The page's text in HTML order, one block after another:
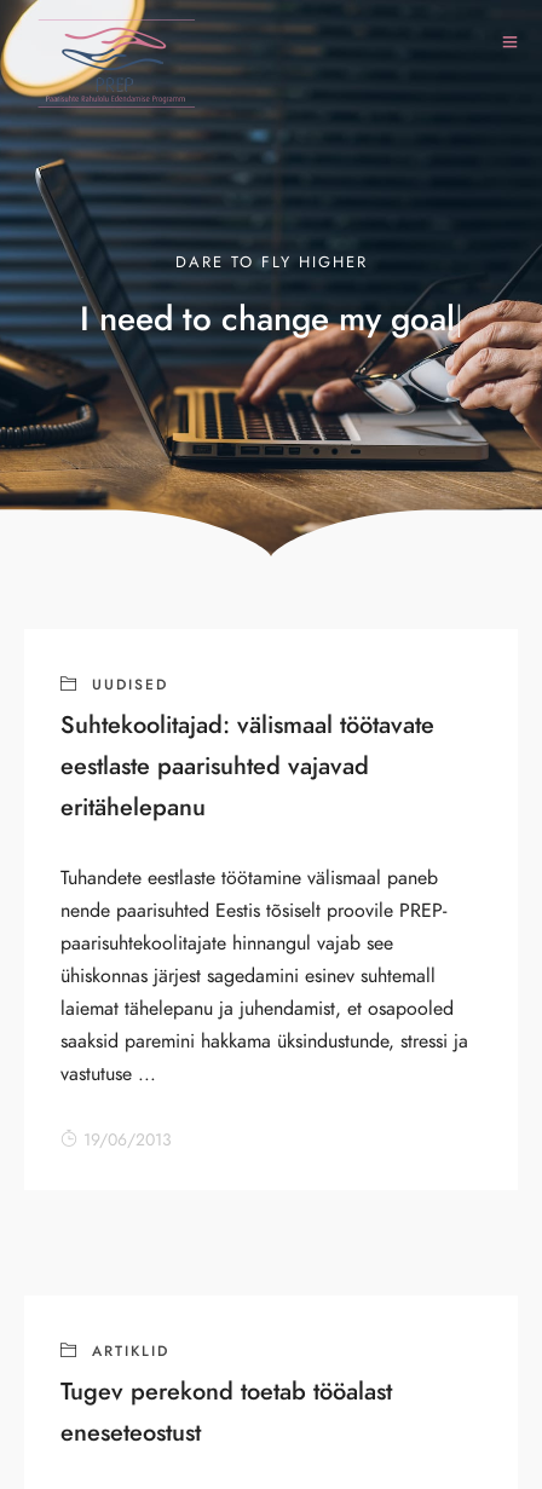
DARE TO FLY HIGHER
I need to change mygoal|
UUDISED
Suhtekoolitajad: välismaal töötavate
eestlaste paarisuhted vajavad
eritähelepanu
Tuhandete eestlaste töötamine välismaal paneb
nende paarisuhted Eestis tõsiselt proovile PREP-
paarisuhtekoolitajate hinnangul vajab see
ühiskonnas järjest sagedamini esinev suhtemall
laiemat tähelepanu ja juhendamist, et osapooled
saaksid paremini hakkama üksindustunde, stressi ja
vastutuse ...
19/06/2013
ARTIKLID
Tugev perekond toetab tööalast
eneseteostust